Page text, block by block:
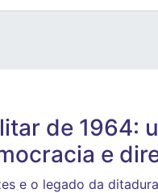
de 1964:
e
e o legado da